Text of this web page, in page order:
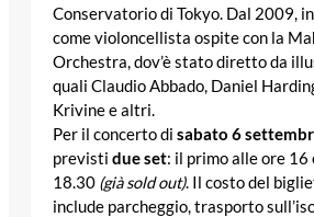
Conservatorio di Tokyo. Dal 2009,
come violoncellista ospite con la
Orchestra, dov’è stato diretto da
quali Claudio Abbado, Daniel
Krivine e altri.
Per il concerto di sabato 6
previsti due set: il primo alle ore 16
18.30 (già sold out). Il costo del
include parcheggio, trasporto